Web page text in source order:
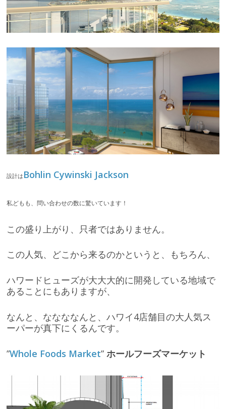
設計は Bohlin Cywinski Jackson
私どもも、問い合わせの数に驚いています！
この盛り上がり、只者ではありません。
この人気、どこから来るのかというと、もちろん、
ハワードヒューズが大大大的に開発している地域で
あることにもありますが、
なんと、ななななんと、ハワイ4店舗目の大人気ス
ーパーが真下にくるんです。
”Whole Foods Market” ホールフーズマーケット